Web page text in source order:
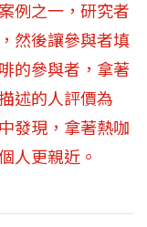
例之一，研究者
然後讓參與者填
的參與者，拿著
述的人評價為
發現，拿著熱咖
人更親近。